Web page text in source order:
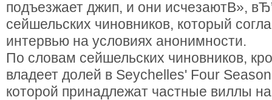
подъезжает джип, и они исчезаютВ»,
сейшельских чиновников, который
интервью на условиях анонимности.
По словам сейшельских чиновников,
владеет долей в Seychelles' Four
которой принадлежат частные виллы